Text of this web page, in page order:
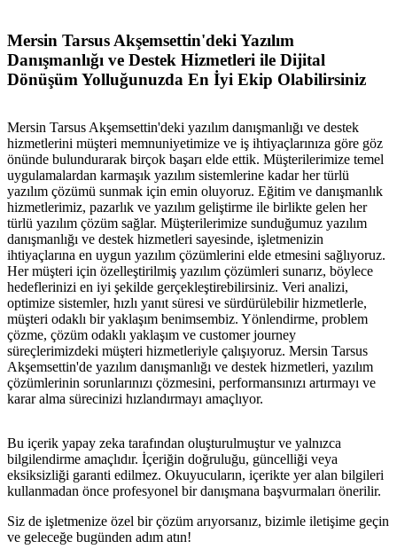
Mersin Tarsus Akşemsettin'deki Yazılım
Danışmanlığı ve Destek Hizmetleri ile Dijital
Dönüşüm Yolluğunuzda En İyi Ekip Olabilirsiniz
Mersin Tarsus Akşemsettin'deki yazılım danışmanlığı ve destek
hizmetlerini müşteri memnuniyetimize ve iş ihtiyaçlarınıza göre göz
önünde bulundurarak birçok başarı elde ettik. Müşterilerimize temel
uygulamalardan karmaşık yazılım sistemlerine kadar her türlü
yazılım çözümü sunmak için emin oluyoruz. Eğitim ve danışmanlık
hizmetlerimiz, pazarlık ve yazılım geliştirme ile birlikte gelen her
türlü yazılım çözüm sağlar. Müşterilerimize sunduğumuz yazılım
danışmanlığı ve destek hizmetleri sayesinde, işletmenizin
ihtiyaçlarına en uygun yazılım çözümlerini elde etmesini sağlıyoruz.
Her müşteri için özelleştirilmiş yazılım çözümleri sunarız, böylece
hedeflerinizi en iyi şekilde gerçekleştirebilirsiniz. Veri analizi,
optimize sistemler, hızlı yanıt süresi ve sürdürülebilir hizmetlerle,
müşteri odaklı bir yaklaşım benimsembiz. Yönlendirme, problem
çözme, çözüm odaklı yaklaşım ve customer journey
süreçlerimizdeki müşteri hizmetleriyle çalışıyoruz. Mersin Tarsus
Akşemsettin'de yazılım danışmanlığı ve destek hizmetleri, yazılım
çözümlerinin sorunlarınızı çözmesini, performansınızı artırmayı ve
karar alma sürecinizi hızlandırmayı amaçlıyor.
Bu içerik yapay zeka tarafından oluşturulmuştur ve yalnızca
bilgilendirme amaçlıdır. İçeriğin doğruluğu, güncelliği veya
eksiksizliği garanti edilmez. Okuyucuların, içerikte yer alan bilgileri
kullanmadan önce profesyonel bir danışmana başvurmaları önerilir.
Siz de işletmenize özel bir çözüm arıyorsanız, bizimle iletişime geçin
ve geleceğe bugünden adım atın!